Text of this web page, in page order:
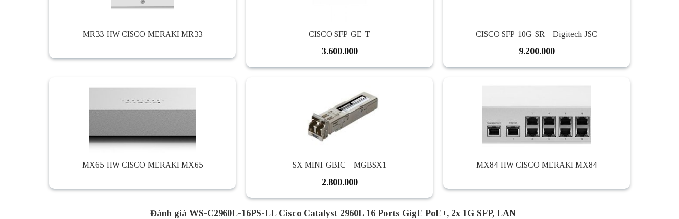
MR33-HW CISCO MERAKI MR33 CISCO SFP-GE-T
3.600.000
CISCO SFP-10G-SR – Digitech JSC
9.200.000
MX65-HW CISCO MERAKI MX65 SX MINI-GBIC – MGBSX1
2.800.000
MX84-HW CISCO MERAKI MX84
Đánh giá WS-C2960L-16PS-LL Cisco Catalyst 2960L 16 Ports GigE PoE+, 2x 1G SFP, LAN